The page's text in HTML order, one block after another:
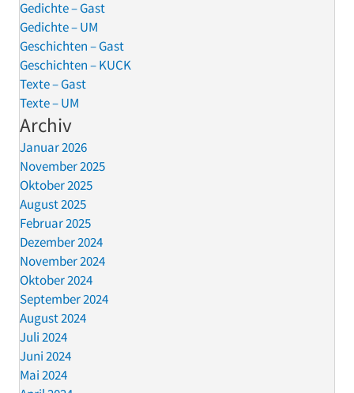
Gedichte – Gast
Gedichte – UM
Geschichten – Gast
Geschichten – KUCK
Texte – Gast
Texte – UM
Archiv
Januar 2026
November 2025
Oktober 2025
August 2025
Februar 2025
Dezember 2024
November 2024
Oktober 2024
September 2024
August 2024
Juli 2024
Juni 2024
Mai 2024